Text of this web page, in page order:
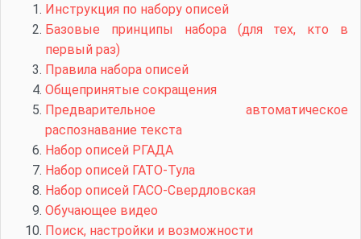
Инструкция по набору описей
Базовые принципы набора (для тех, кто в
первый раз)
Правила набора описей
Общепринятые сокращения
Предварительное автоматическое
распознавание текста
Набор описей РГАДА
Набор описей ГАТО-Тула
Набор описей ГАСО-Свердловская
Обучающее видео
Поиск, настройки и возможности